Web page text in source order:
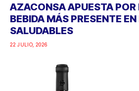
AZACONSA APUESTA
BEBIDA MÁS PRESENTE
SALUDABLES
22 JULIO, 2026